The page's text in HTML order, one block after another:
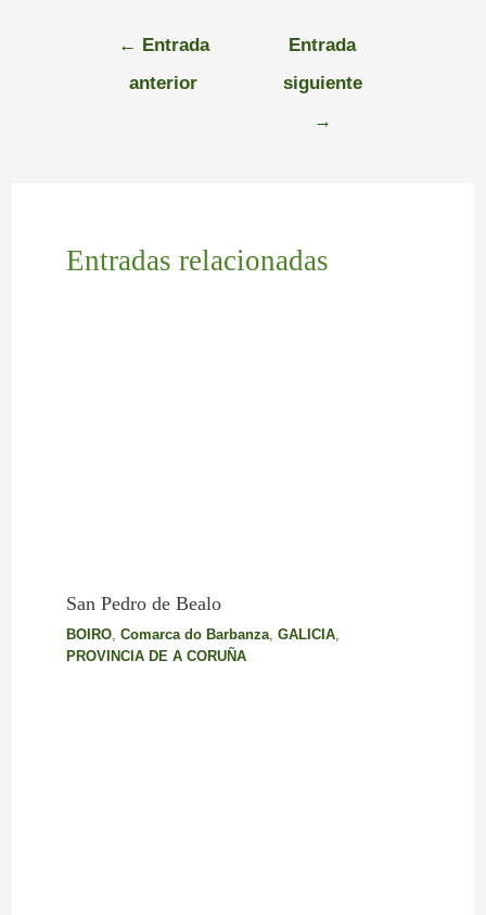
← Entrada
anterior
Entrada
siguiente
→
Entradas relacionadas
San Pedro de Bealo
BOIRO, Comarca do Barbanza, GALICIA,
PROVINCIA DE A CORUÑA